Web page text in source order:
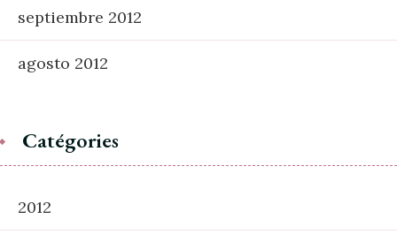
septiembre 2012
agosto 2012
Catégories
2012